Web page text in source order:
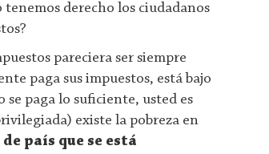
tenemos derecho los ciudadanos
pareciera ser siempre
paga sus impuestos, está bajo
paga lo suficiente, usted es
existe la pobreza en
país que se está